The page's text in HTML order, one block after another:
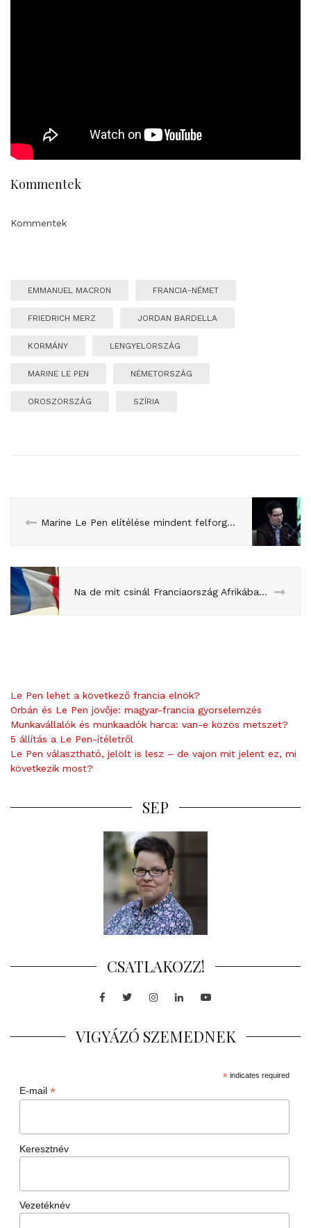
Kommentek
Kommentek
EMMANUEL MACRON FRANCIA-NÉMET
FRIEDRICH MERZ JORDAN BARDELLA
KORMÁNY LENGYELORSZÁG
MARINE LE PEN NÉMETORSZÁG
OROSZORSZÁG SZÍRIA
Marine Le Pen elítélése mindent felforgatott
Na de mit csinál Franciaország Afrikában?
Le Pen lehet a következő francia elnök?
Orbán és Le Pen jövője: magyar-francia gyorselemzés
Munkavállalók és munkaadók harca: van-e közös metszet?
5 állítás a Le Pen-ítéletről
Le Pen választható, jelölt is lesz – de vajon mit jelent ez, mi
következik most?
SEP
CSATLAKOZZ!
Facebook
TwitterInstagram
LinkedInYoutube
VIGYÁZÓ SZEMEDNEK
*indicates required
E-mail *
Keresztnév
Vezetéknév